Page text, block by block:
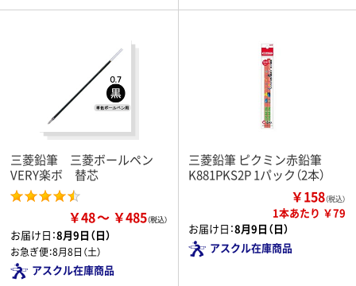
三菱鉛筆 三菱ボールペン
VERY楽ボ 替芯
￥48 ￥485
お届け日：8月9日（日）
お急ぎ便：8月8日（土）
アスクル在庫商品
三菱鉛筆 ピクミン赤鉛筆
K881PKS2P 1パック（2本）
￥158（税込）
1本あたり ￥79
お届け日：8月9日（日）
アスクル在庫商品